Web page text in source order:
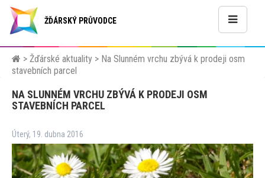
ŽĎÁRSKÝ PRŮVODCE
> Žďárské aktuality > Na Slunném vrchu zbývá k prodeji osm
stavebních parcel
NA SLUNNÉM VRCHU ZBÝVÁ K PRODEJI OSM
STAVEBNÍCH PARCEL
Úterý, 19. dubna 2016